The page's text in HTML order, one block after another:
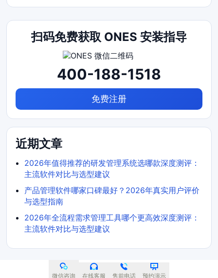
扫码免费获取 ONES 安装指导
400-188-1518
免费注册
近期文章
2026年值得推荐的研发管理系统选哪款深度测评：
主流软件对比与选型建议
产品管理软件哪家口碑最好？2026年真实用户评价
与选型指南
2026年全流程需求管理工具哪个更高效深度测评：
主流软件对比与选型建议
微信咨询 在线客服 售前电话 预约演示